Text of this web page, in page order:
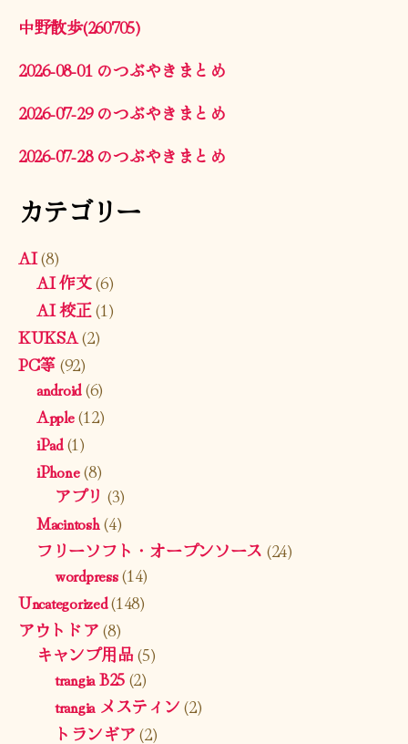
中野散歩(260705)
2026-08-01 のつぶやきまとめ
2026-07-29 のつぶやきまとめ
2026-07-28 のつぶやきまとめ
カテゴリー
AI(8)
AI 作文(6)
AI 校正(1)
KUKSA(2)
PC等(92)
android(6)
Apple(12)
iPad(1)
iPhone(8)
アプリ (3)
Macintosh(4)
フリーソフト・オープンソース (24)
wordpress(14)
Uncategorized(148)
アウトドア(8)
キャンプ用品(5)
trangia B25(2)
trangia メスティン(2)
トランギア(2)